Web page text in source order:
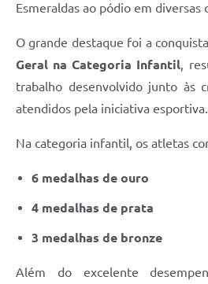
Esmeraldas ao pódio em diversas
O grande destaque foi a
Geral na Categoria Infantil,
trabalho desenvolvido junto às
atendidos pela iniciativa esportiva.
Na categoria infantil, os atletas
6 medalhas de ouro
4 medalhas de prata
3 medalhas de bronze
Além do excelente